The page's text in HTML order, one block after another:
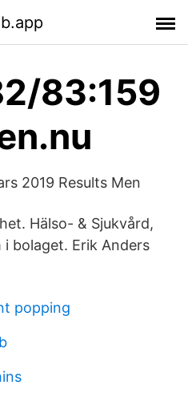
83:159
2019 Results Men
Hälso- & Sjukvård,
bolaget. Erik Anders
popping